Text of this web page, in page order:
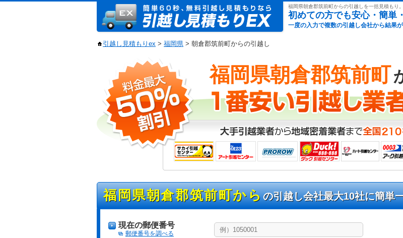
福岡県朝倉郡筑前町からの引越しを一括見積もり。
引越し見積もりex
初めての方でも安心・簡単
一度の入力で複数の引越し会社から結果が
引越し見積もりex > 福岡県 > 朝倉郡筑前町からの引越し
福岡県朝倉郡筑前町
福岡県朝倉郡筑前町からの引越し会社最大10社に簡単
現在の郵便番号
郵便番号を調べる